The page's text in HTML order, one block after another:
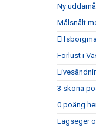
Ny
Målsnålt
Förlust i
3 sköna
0 poäng
Lagseger